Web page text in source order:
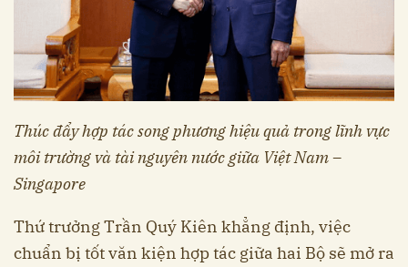
Thúc đẩy hợp tác song phương hiệu quả trong lĩnh vực
môi trường và tài nguyên nước giữa Việt Nam –
Singapore
Thứ trưởng Trần Quý Kiên khẳng định, việc
chuẩn bị tốt văn kiện hợp tác giữa hai Bộ sẽ mở ra